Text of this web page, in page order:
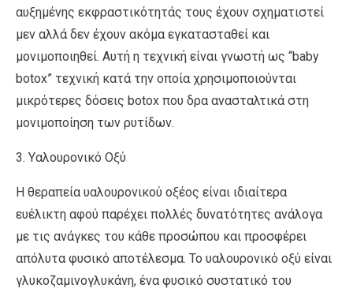
αυξημένης εκφραστικότητάς τους έχουν σχηματιστεί
μεν αλλά δεν έχουν ακόμα εγκατασταθεί και
μονιμοποιηθεί. Αυτή η τεχνική είναι γνωστή ως “baby
botox” τεχνική κατά την οποία χρησιμοποιούνται
μικρότερες δόσεις botox που δρα ανασταλτικά στη
μονιμοποίηση των ρυτίδων.
3. Yαλουρονικό Οξύ
Η θεραπεία υαλουρονικού οξέος είναι ιδιαίτερα
ευέλικτη αφού παρέχει πολλές δυνατότητες ανάλογα
με τις ανάγκες του κάθε προσώπου και προσφέρει
απόλυτα φυσικό αποτέλεσμα. Το υαλουρονικό οξύ είναι
γλυκοζαμινογλυκάνη, ένα φυσικό συστατικό του